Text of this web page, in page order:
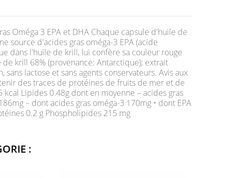
Oméga 3 EPA et DHA Chaque capsule d'huile de
d'acides gras oméga-3 EPA (acide
dans l'huile de krill, lui confère sa couleur rouge
krill 68% (provenance: Antarctique); extrait
lactose et sans agents conservateurs. Avis aux
des traces de protéines de fruits de mer et de
Lipides 0.48g dont en moyenne – acides gras
– dont acides gras oméga-3 170mg • dont EPA
0.2 g Phospholipides 215 mg
: